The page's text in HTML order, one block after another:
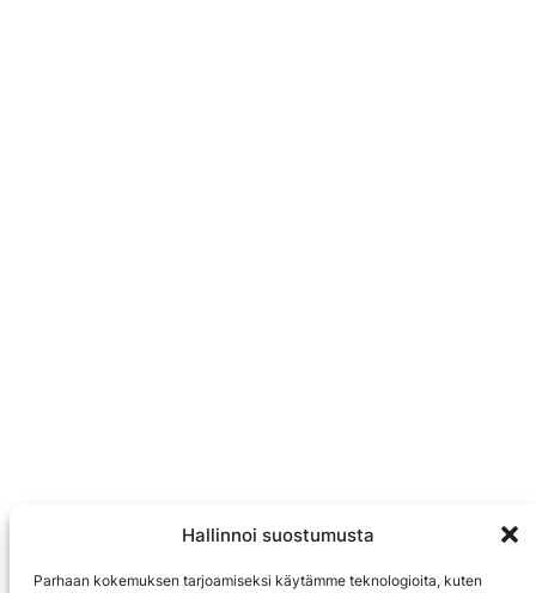
Hallinnoi suostumusta
Parhaan kokemuksen tarjoamiseksi käytämme teknologioita, kuten